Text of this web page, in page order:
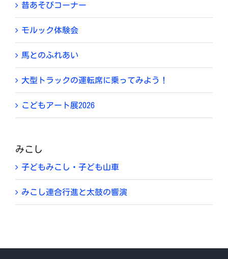
昔あそびコーナー
モルック体験会
馬とのふれあい
大型トラックの運転席に乗ってみよう！
こどもアート展2026
みこし
子どもみこし・子ども山車
みこし連合行進と太鼓の響演